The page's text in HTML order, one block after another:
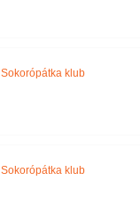
Sokorópátka klub
Sokorópátka klub